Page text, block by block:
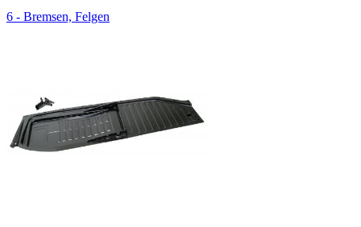
6 - Bremsen, Felgen